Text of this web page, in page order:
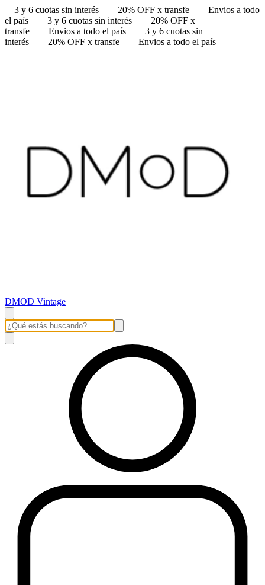
3 y 6 cuotas sin interés 20% OFF x transfe
Envios a todo
el país
3 y 6 cuotas sin interés
20% OFF x
transfe
Envios a todo el país
3 y 6 cuotas sin
interés
20% OFF x transfe Envios a todo el país
DMOD Vintage